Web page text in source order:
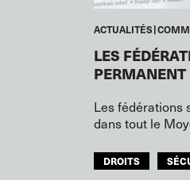
ACTUALITÉS
LES
PERMANENT
Les fédérations
dans tout le
DROITS